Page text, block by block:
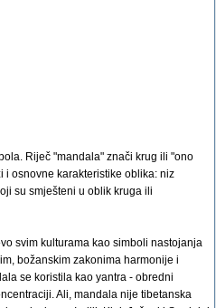
Riječ "mandala" znači krug ili "ono
i osnovne karakteristike oblika: niz
su smješteni u oblik kruga ili
svim kulturama kao simboli nastojanja
božanskim zakonima harmonije i
se koristila kao yantra - obredni
Ali, mandala nije tibetanska